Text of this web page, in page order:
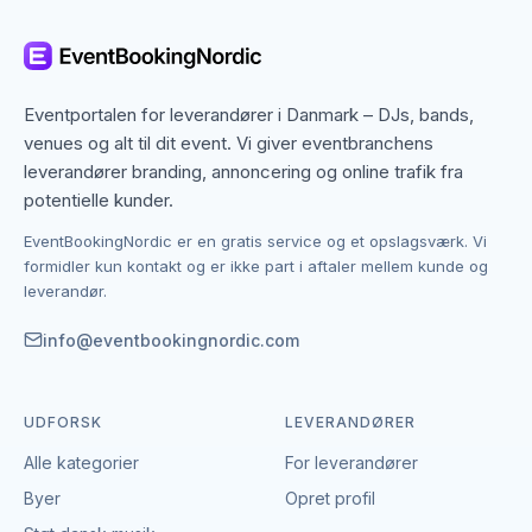
Esbjerg, men også specialister fra nabobyer, der
hvis du har en bestemt stil, et bestemt budget eller en
speciel ramme i tankerne.
Kontakten foregår altid direkte mellem dig og den
EventBookingNordic er en åben portal – vi tager
hverken gebyr eller provision, og du laver aftalen på
præcisere leverancen og indgå en aftale, der passer
Eventportalen for leverandører i Danmark – DJs, bands,
venues og alt til dit event. Vi giver eventbranchens
leverandører branding, annoncering og online trafik fra
potentielle kunder.
EventBookingNordic er en gratis service og et opslagsværk. Vi
formidler kun kontakt og er ikke part i aftaler mellem kunde og
leverandør.
info@eventbookingnordic.com
UDFORSK
Alle kategorier
Byer
LEVERANDØRER
For leverandører
Opret profil